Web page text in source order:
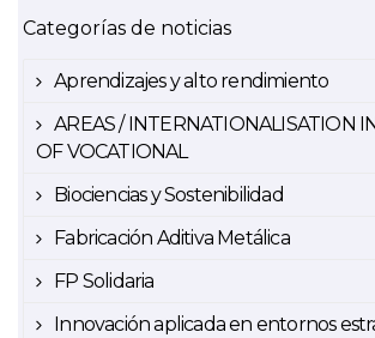
Categorías de noticias
Aprendizajes y alto rendimiento
AREAS / INTERNATIONALISATION
OF VOCATIONAL
Biociencias y Sostenibilidad
Fabricación Aditiva Metálica
FP Solidaria
Innovación aplicada en entornos